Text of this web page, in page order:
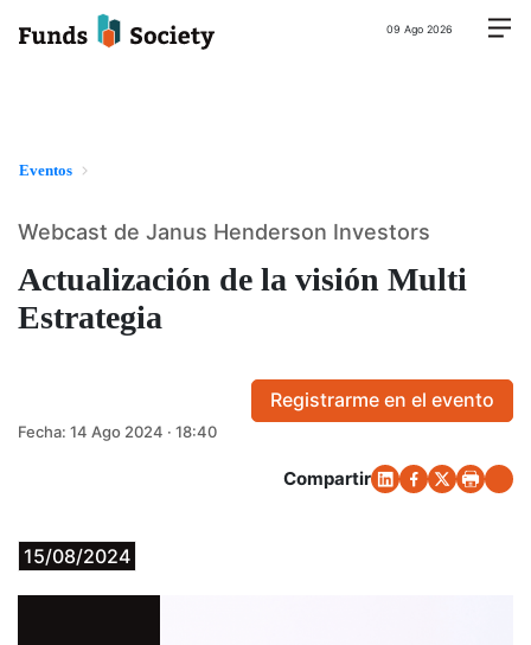
09 Ago 2026
Eventos
Actualización de la visión Multi
Estrategia
Webcast de Janus Henderson Investors
Registrarme en el evento
Fecha: 14 Ago 2024 · 18:40
Compartir
15/08/2024